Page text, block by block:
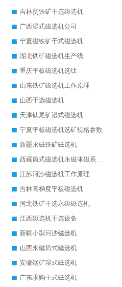
吉林贫铁矿干选磁选机
广西湿式磁选机公司
宁夏磁铁矿干式磁选机
湖北铁矿磁选机生产线
重庆平板磁选机选钛
山东铁矿磁选机工作原理
山西干选磁选机
天津钛尾矿湿式磁选机
宁夏平板磁选机选矿规格参数
新疆永磁铁矿磁选机
西藏筒式磁选机永磁体磁系设计
江苏河沙磁选机工作原理
吉林高梯度平板磁选机
河北铁矿干选永磁磁选机
江西磁选机干选设备
新疆小型河沙磁选机
山西永磁筒式磁选机
安徽锰矿湿式磁选机
广东求购干式磁选机